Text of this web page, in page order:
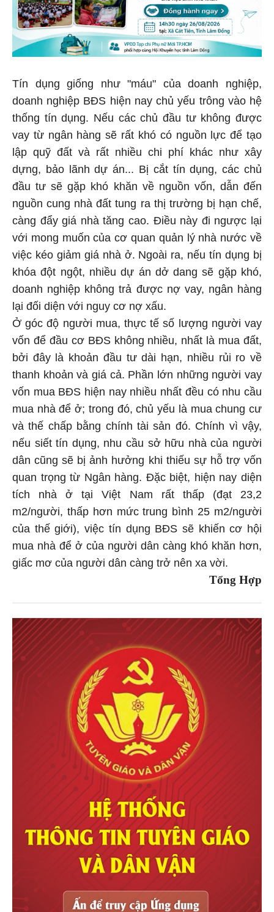
Tín dụng giống như "máu" của doanh nghiệp,
doanh nghiệp BĐS hiện nay chủ yếu trông vào hệ
thống tín dụng. Nếu các chủ đầu tư không được
vay từ ngân hàng sẽ rất khó có nguồn lực để tạo
lập quỹ đất và rất nhiều chi phí khác như xây
dựng, bảo lãnh dự án... Bị cắt tín dụng, các chủ
đầu tư sẽ gặp khó khăn về nguồn vốn, dẫn đến
nguồn cung nhà đất tung ra thị trường bị hạn chế,
càng đẩy giá nhà tăng cao. Điều này đi ngược lại
với mong muốn của cơ quan quản lý nhà nước về
việc kéo giảm giá nhà ở. Ngoài ra, nếu tín dụng bị
khóa đột ngột, nhiều dự án dở dang sẽ gặp khó,
doanh nghiệp không trả được nợ vay, ngân hàng
lại đối diện với nguy cơ nợ xấu.
Ở góc độ người mua, thực tế số lượng người vay
vốn để đầu cơ BĐS không nhiều, nhất là mua đất,
bởi đây là khoản đầu tư dài hạn, nhiều rủi ro về
thanh khoản và giá cả. Phần lớn những người vay
vốn mua BĐS hiện nay nhiều nhất đều có nhu cầu
mua nhà để ở; trong đó, chủ yếu là mua chung cư
và thế chấp bằng chính tài sản đó. Chính vì vậy,
nếu siết tín dụng, nhu cầu sở hữu nhà của người
dân cũng sẽ bị ảnh hưởng khi thiếu sự hỗ trợ vốn
quan trọng từ Ngân hàng. Đặc biệt, hiện nay diện
tích nhà ở tại Việt Nam rất thấp (đạt 23,2
m2/người, thấp hơn mức trung bình 25 m2/người
của thế giới), việc tín dụng BĐS sẽ khiến cơ hội
mua nhà để ở của người dân càng khó khăn hơn,
giấc mơ của người dân càng trở nên xa vời.
Tổng Hợp